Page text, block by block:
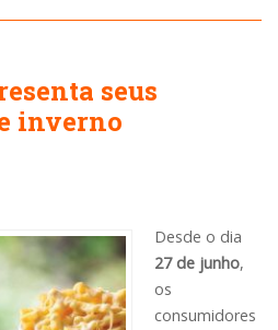
seus
inverno
Desde o dia
27 de junho,
os
consumidores